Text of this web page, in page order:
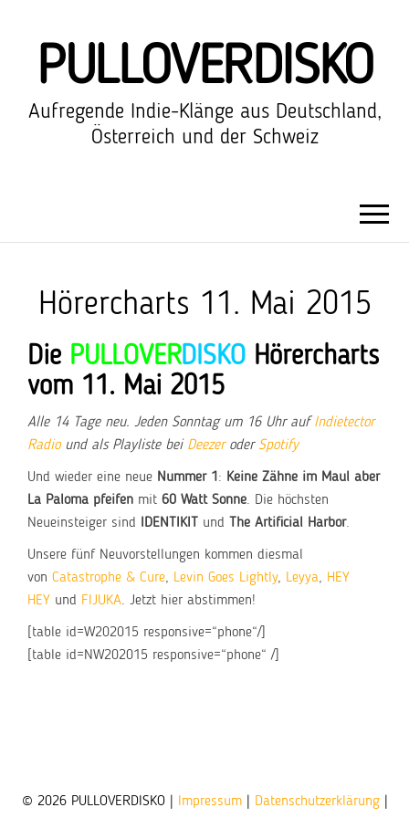
PULLOVERDISKO
Aufregende Indie-Klänge aus Deutschland,
Österreich und der Schweiz
Hörercharts 11. Mai 2015
Die PULLOVERDISKO Hörercharts
vom 11. Mai 2015
Alle 14 Tage neu. Jeden Sonntag um 16 Uhr auf Indietector
Radiound als Playliste bei Deezeroder Spotify
Und wieder eine neue Nummer 1: Keine Zähne im Maul aber
La Paloma pfeifen mit 60 Watt Sonne. Die höchsten
Neueinsteiger sind IDENTIKIT und The Artificial Harbor.
Unsere fünf Neuvorstellungen kommen diesmal
von Catastrophe & Cure, Levin Goes Lightly, Leyya, HEY
HEY und FIJUKA. Jetzt hier abstimmen!
[table id=W202015 responsive=“phone“/]
[table id=NW202015 responsive=“phone“ /]
© 2026 PULLOVERDISKO | Impressum| Datenschutzerklärung|